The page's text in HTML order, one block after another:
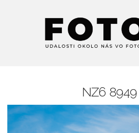
NZ6 8949